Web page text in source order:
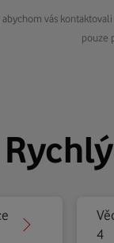
abychom vás
pouze
Rychlý
4